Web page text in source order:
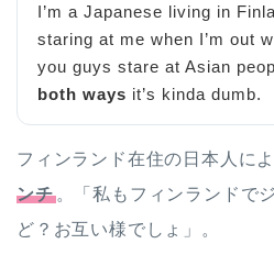
I’m a Japanese living in
staring at me when I’m out
you guys stare at Asian
both ways it’s kinda dumb.
フィンランド在住の日本人に
ンチ。「私もフィンランドで
ど？お互い様でしょ」。